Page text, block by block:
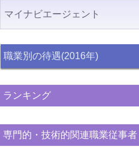
マイナビエージェント
職業別の待遇(2016年)
ランキング
専門的・技術的関連職業従事者